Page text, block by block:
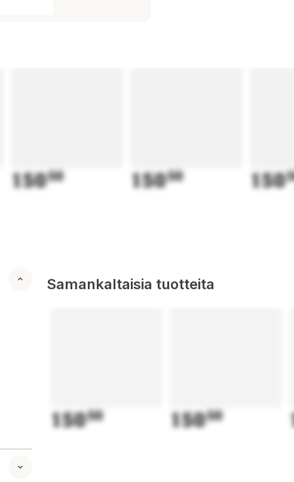
15050 15050 150
Samankaltaisia tuotteita
15050 15050